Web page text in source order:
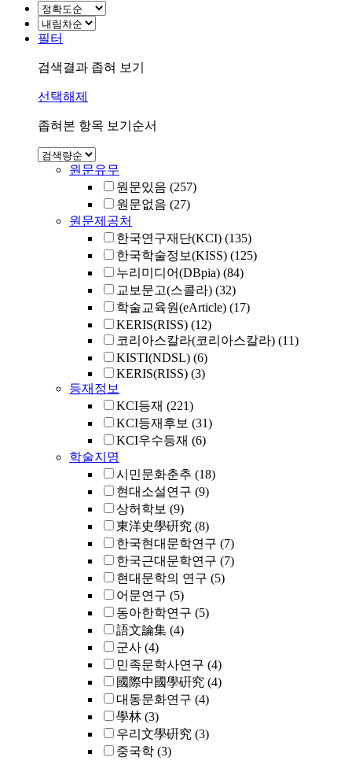
필터
검색결과 좁혀 보기
선택해제
좁혀본 항목 보기순서
원문유무
원문있음 (257)
원문없음 (27)
원문제공처
한국연구재단(KCI) (135)
한국학술정보(KISS) (125)
누리미디어(DBpia) (84)
교보문고(스콜라) (32)
학술교육원(eArticle) (17)
KERIS(RISS) (12)
코리아스칼라(코리아스칼라) (11)
KISTI(NDSL) (6)
KERIS(RISS) (3)
등재정보
KCI등재 (221)
KCI등재후보 (31)
KCI우수등재 (6)
학술지명
시민문화춘추 (18)
현대소설연구 (9)
상허학보 (9)
東洋史學硏究 (8)
한국현대문학연구 (7)
한국근대문학연구 (7)
현대문학의 연구 (5)
어문연구 (5)
동아한학연구 (5)
語文論集 (4)
군사 (4)
민족문학사연구 (4)
國際中國學硏究 (4)
대동문화연구 (4)
學林 (3)
우리文學硏究 (3)
중국학 (3)